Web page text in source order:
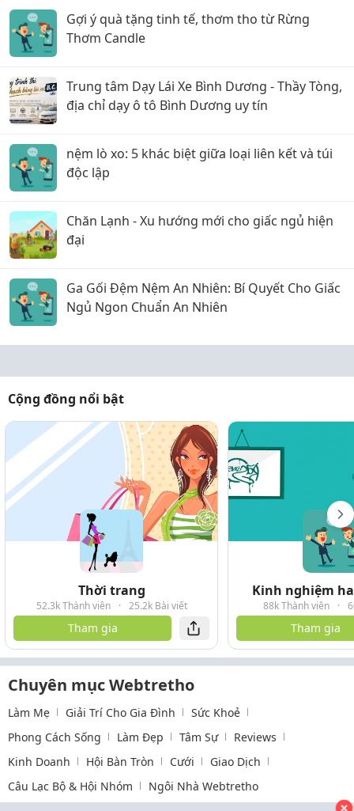
Gợi ý quà tặng tinh tế, thơm tho từ Rừng
Thơm Candle
Trung tâm Dạy Lái Xe Bình Dương - Thầy Tòng,
địa chỉ dạy ô tô Bình Dương uy tín
nệm lò xo: 5 khác biệt giữa loại liên kết và túi
độc lập
Chăn Lạnh - Xu hướng mới cho giấc ngủ hiện
đại
Ga Gối Đệm Nệm An Nhiên: Bí Quyết Cho Giấc
Ngủ Ngon Chuẩn An Nhiên
Cộng đồng nổi bật
Thời trang
52.3k Thành viên · 25.2k Bài viết
Tham gia
Kinh nghiệm
88k Thành viên ·
Tham gia
Chuyên mục Webtretho
Làm Mẹ Giải Trí Cho Gia Đình
Sức Khoẻ
Phong Cách Sống
Làm Đẹp Tâm Sự
Reviews
Kinh Doanh
Hội Bàn Tròn Cưới
Giao Dịch
Câu Lạc Bộ & Hội Nhóm
Ngôi Nhà Webtretho